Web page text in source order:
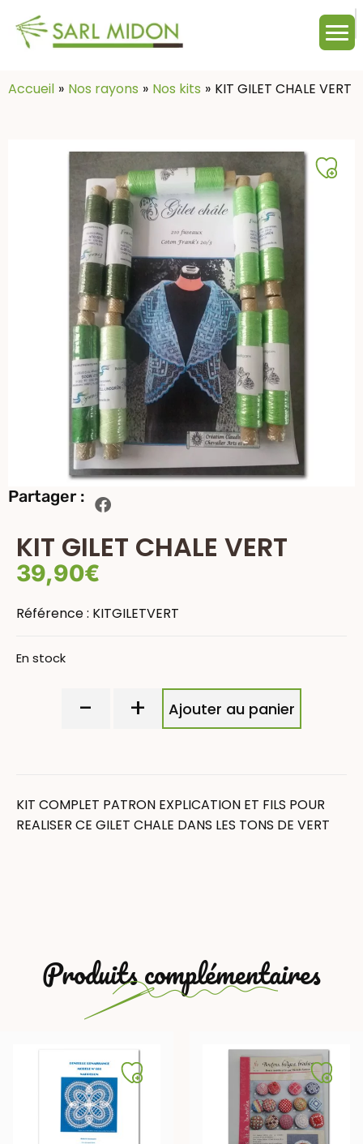
Accueil
Nos rayons Nos kits KIT GILET CHALE VERT
Partager :
KIT GILET CHALE VERT
39,90€
Référence : KITGILETVERT
En stock
- + Ajouter au panier
KIT COMPLET PATRON EXPLICATION ET FILS POUR
REALISER CE GILET CHALE DANS LES TONS DE VERT
Produits complémentaires